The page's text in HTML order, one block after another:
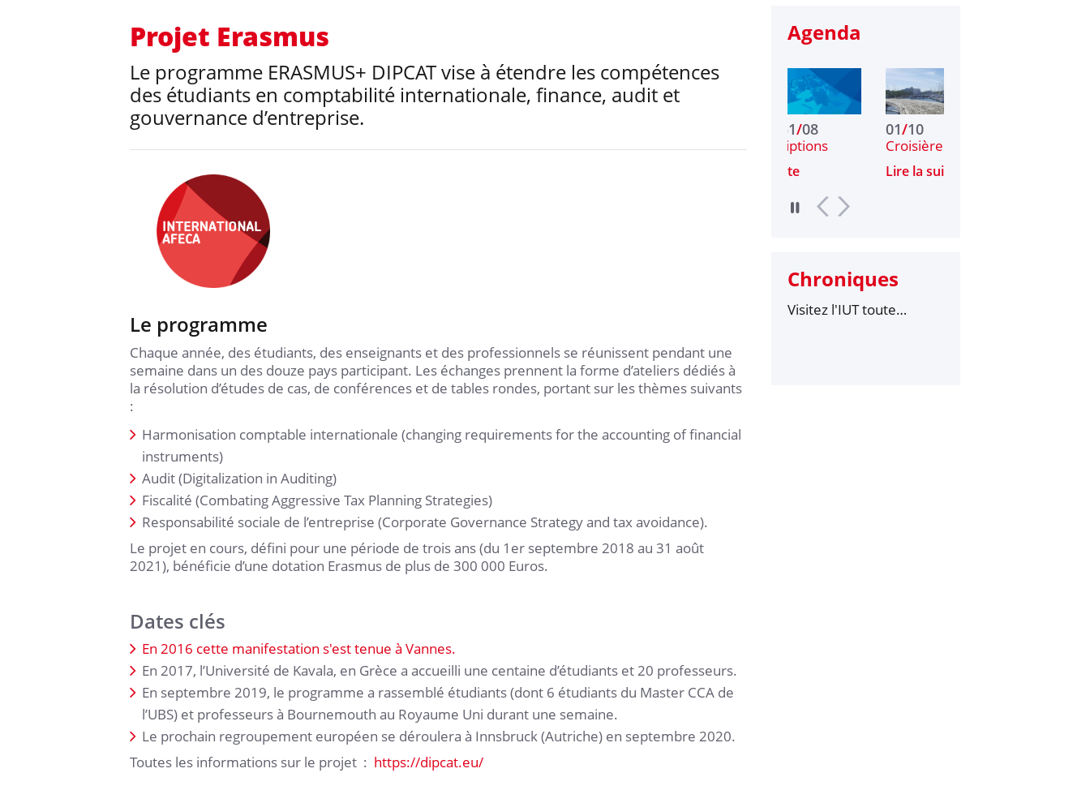
Projet Erasmus
Le programme ERASMUS+ DIPCAT vise à étendre les compétences
des étudiants en comptabilité internationale, finance, audit et
gouvernance d’entreprise.
Le programme
Chaque année, des étudiants, des enseignants et des professionnels se réunissent pendant une
semaine dans un des douze pays participant. Les échanges prennent la forme d’ateliers dédiés à
la résolution d’études de cas, de conférences et de tables rondes, portant sur les thèmes suivants
:
Harmonisation comptable internationale (changing requirements for the accounting of financial
instruments)
Audit (Digitalization in Auditing)
Fiscalité (Combating Aggressive Tax Planning Strategies)
Responsabilité sociale de l’entreprise (Corporate Governance Strategy and tax avoidance).
Le projet en cours, défini pour une période de trois ans (du 1er septembre 2018 au 31 août
2021), bénéficie d’une dotation Erasmus de plus de 300 000 Euros.
Dates clés
En 2016 cette manifestation s'est tenue à Vannes.
En 2017, l’Université de Kavala, en Grèce a accueilli une centaine d’étudiants et 20 professeurs.
En septembre 2019, le programme a rassemblé étudiants (dont 6 étudiants du Master CCA de
l’UBS) et professeurs à Bournemouth au Royaume Uni durant une semaine.
Le prochain regroupement européen se déroulera à Innsbruck (Autriche) en septembre 2020.
Toutes les informations sur le projet : https://dipcat.eu/
Agenda
Allo inscriptions
01/10
Croisière gratuite g…
Lire la suite Lire la suite
Chroniques
Visitez l'IUT toute